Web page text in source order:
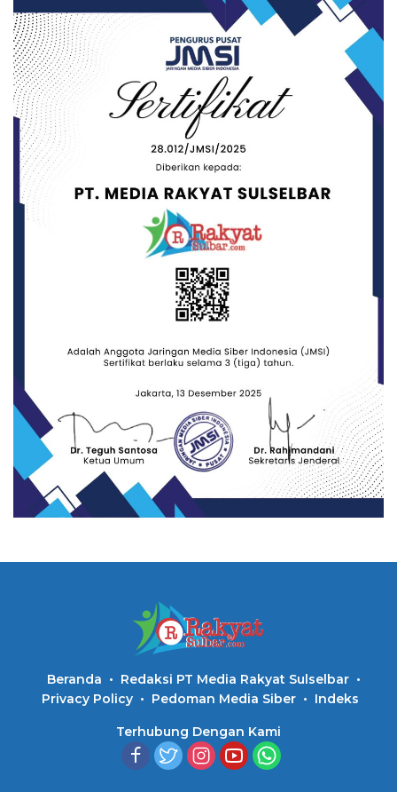
Beranda
Redaksi PT Media Rakyat Sulselbar
Privacy Policy
Pedoman Media Siber Indeks
Terhubung Dengan Kami